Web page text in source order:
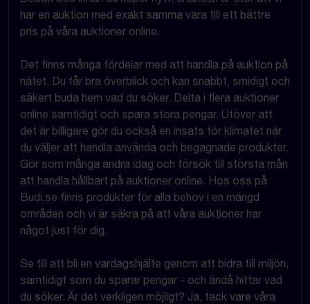
har en auktion med exakt samma vara till ett bättre
pris på våra auktioner online.
Det finns många fördelar med att handla på auktion på
nätet. Du får bra överblick och kan snabbt, smidigt och
säkert buda hem vad du söker. Delta i flera auktioner
online samtidigt och spara stora pengar. Utöver att
det är billigare gör du också en insats för klimatet när
du väljer att handla använda och begagnade produkter.
Gör som många andra idag och försök till största mån
att handla hållbart på auktioner online. Hos oss på
Budi.se finns produkter för alla behov i en mängd
områden och vi är säkra på att våra auktioner har
något just för dig.
Se till att bli en vardagshjälte genom att bidra till miljön,
samtidigt som du sparar pengar - och ändå hittar vad
du söker. Är det verkligen möjligt? Ja, tack vare våra